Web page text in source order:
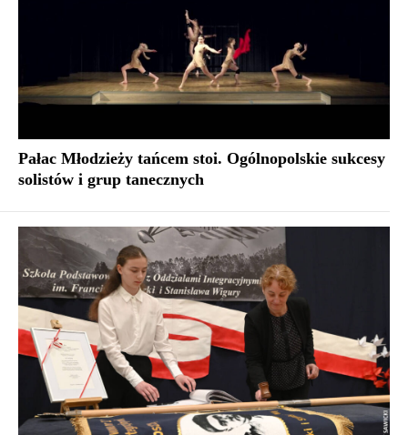
Pałac Młodzieży tańcem stoi. Ogólnopolskie sukcesy
solistów i grup tanecznych